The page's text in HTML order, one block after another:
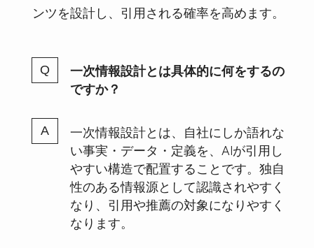
ンツを設計し、引用される確率を高めます。
一次情報設計とは具体的に何をするの
ですか？
一次情報設計とは、自社にしか語れな
い事実・データ・定義を、AIが引用し
やすい構造で配置することです。独自
性のある情報源として認識されやすく
なり、引用や推薦の対象になりやすく
なります。